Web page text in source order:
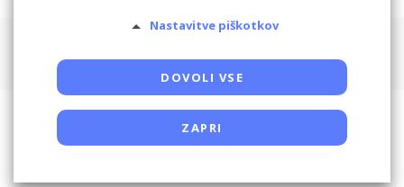
Nastavitve piškotkov
DOVOLI VSE
ZAPRI